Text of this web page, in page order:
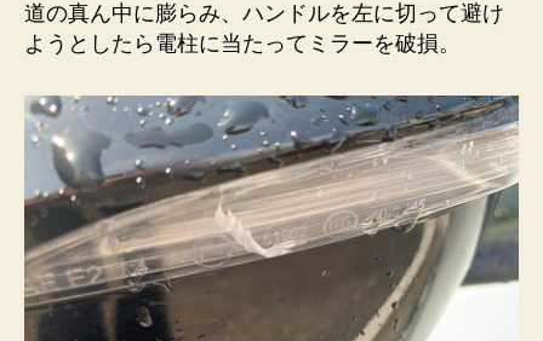
道の真ん中に膨らみ、ハンドルを左に切って避け
ようとしたら電柱に当たってミラーを破損。